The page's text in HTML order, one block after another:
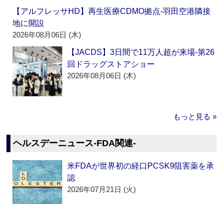
【アルフレッサHD】再生医療CDMO拠点‐羽田空港隣接
地に開設
2026年08月06日 (木)
【JACDS】3日間で11万人超が来場‐第26
回ドラッグストアショー
2026年08月06日 (木)
もっと見る »
ヘルスデーニュース‐FDA関連‐
米FDAが世界初の経口PCSK9阻害薬を承
認
2026年07月21日 (火)